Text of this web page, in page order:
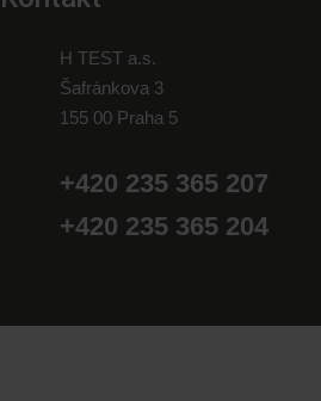
H TEST a.s.
Šafránkova 3
155 00 Praha 5
+420 235 365 207
+420 235 365 204